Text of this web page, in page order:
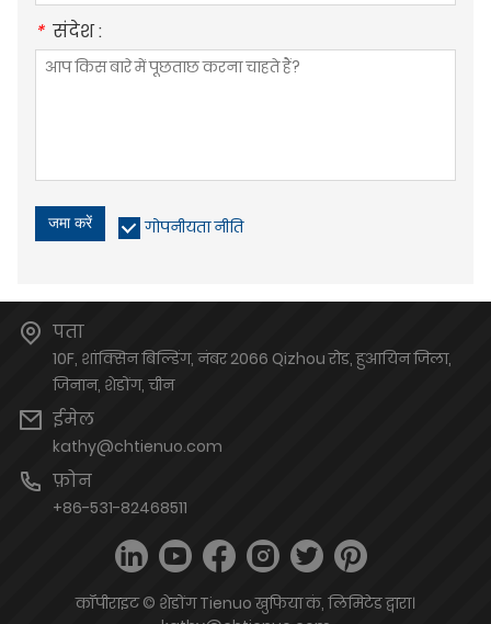
* संदेश :
जमा करें गोपनीयता नीति
पता
10F, शांक्सिन बिल्डिंग, नंबर 2066 Qizhou रोड, हुआयिन जिला,
जिनान, शेडोंग, चीन
ईमेल
kathy@chtienuo.com
फ़ोन
+86-531-82468511
कॉपीराइट © शेडोंग Tienuo खुफिया कं, लिमिटेड द्वारा।